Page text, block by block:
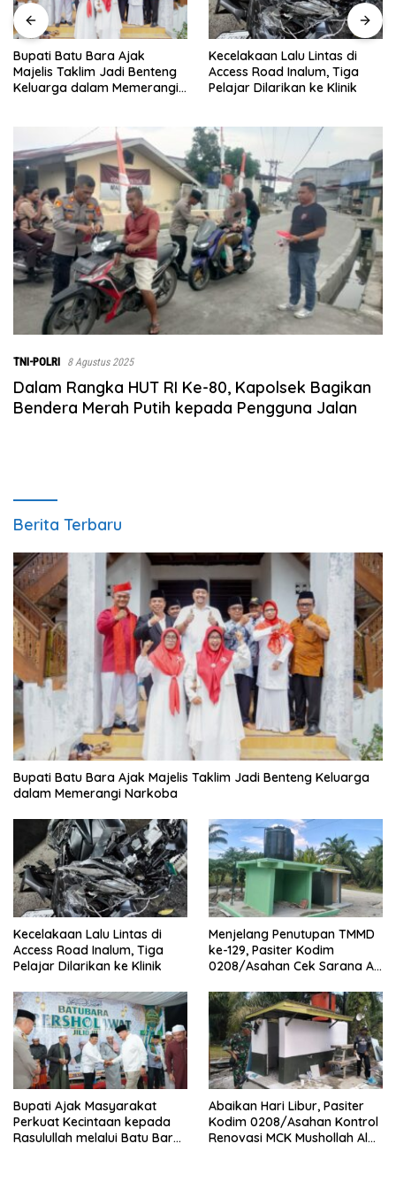
Kecelakaan Lalu Lintas di
Access Road Inalum, Tiga
Pelajar Dilarikan ke Klinik
Menjelang Penutupan TMMD
ke-129, Pasiter Kodim
0208/Asahan Cek Sarana Air
TNI-POLRI 8 Agustus 2025
Dalam Rangka HUT RI Ke-80, Kapolsek Bagikan
Bendera Merah Putih kepada Pengguna Jalan
Berita Terbaru
Bupati Batu Bara Ajak Majelis Taklim Jadi Benteng Keluarga
dalam Memerangi Narkoba
Kecelakaan Lalu Lintas di
Access Road Inalum, Tiga
Pelajar Dilarikan ke Klinik
Menjelang Penutupan TMMD
ke-129, Pasiter Kodim
0208/Asahan Cek Sarana Air
Bupati Ajak Masyarakat
Perkuat Kecintaan kepada
Rasulullah melalui Batu Bara
Abaikan Hari Libur, Pasiter
Kodim 0208/Asahan Kontrol
Renovasi MCK Mushollah Al